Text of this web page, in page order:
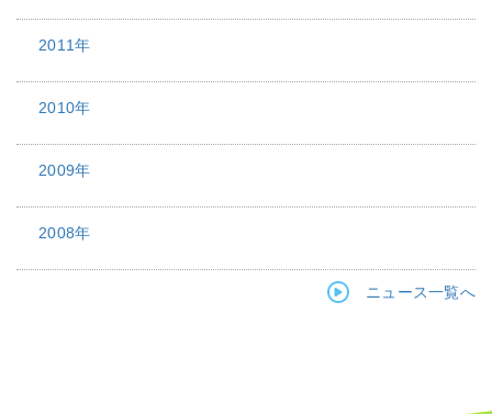
2011年
2010年
2009年
2008年
ニュース一覧へ